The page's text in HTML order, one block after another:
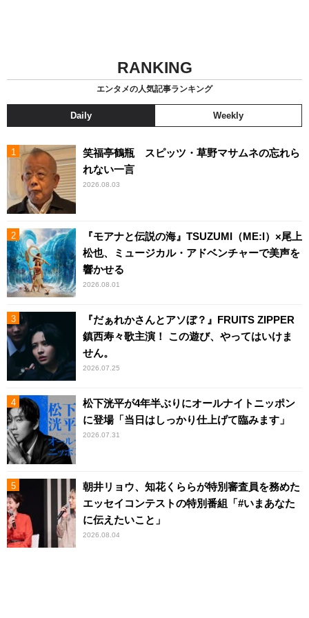
RANKING
エンタメの人気記事ランキング
Daily Weekly
笑福亭鶴瓶 スピッツ・草野マサムネの忘れら
れない一言
2026.08.03
『モアナと伝説の海』TSUZUMI（ME:I）×尾上
松也、ミュージカル・アドベンチャーで美声を
響かせる
2026.08.01
『だぁれかさんとアソぼ？』FRUITS ZIPPER
鎮西寿々歌主演！ この遊び、やってはいけま
せん。
2026.07.25
松下洸平が4年半ぶりにオールナイトニッポン
に登場「当日はしっかり仕上げて臨みます」
2026.07.31
朝井リョウ、知花くららが特別審査員を務めた
エッセイコンテストの特別番組「#いまあなた
に伝えたいこと」
2026.08.04